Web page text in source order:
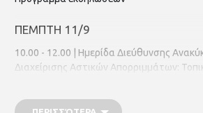
ΠΕΜΠΤΗ 11/9
10.00 - 12.00 | Ημερίδα Διεύθυνσης
Διαχείρισης Αστικών Απορριμμάτων:
Θωμάς Ψαρράς: Γενικός Γραμματέας